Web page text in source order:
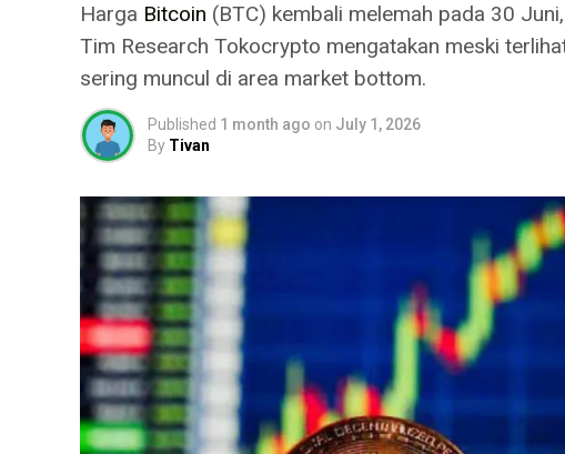
Harga Bitcoin (BTC) kembali melemah pada 30
Tim Research Tokocrypto mengatakan meski
sering muncul di area market bottom.
Published 1 month ago on July 1, 2026
By Tivan